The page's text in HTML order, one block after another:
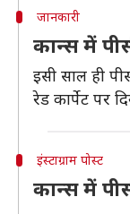
जानकारी
कान्स में
इसी साल ही
रेड कार्पेट पर
इंस्टाग्राम पोस्ट
कान्स में